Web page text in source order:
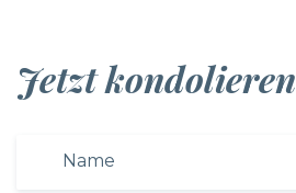
Jetzt kondolieren